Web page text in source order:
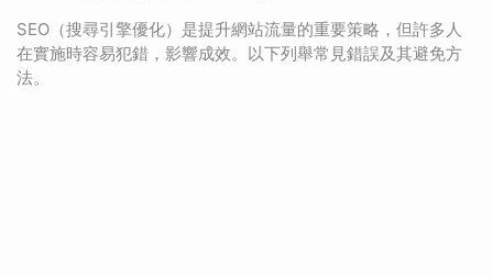
SEO（搜尋引擎優化）是提升網站流量的重要策略，但許多人
在實施時容易犯錯，影響成效。以下列舉常見錯誤及其避免方
法。